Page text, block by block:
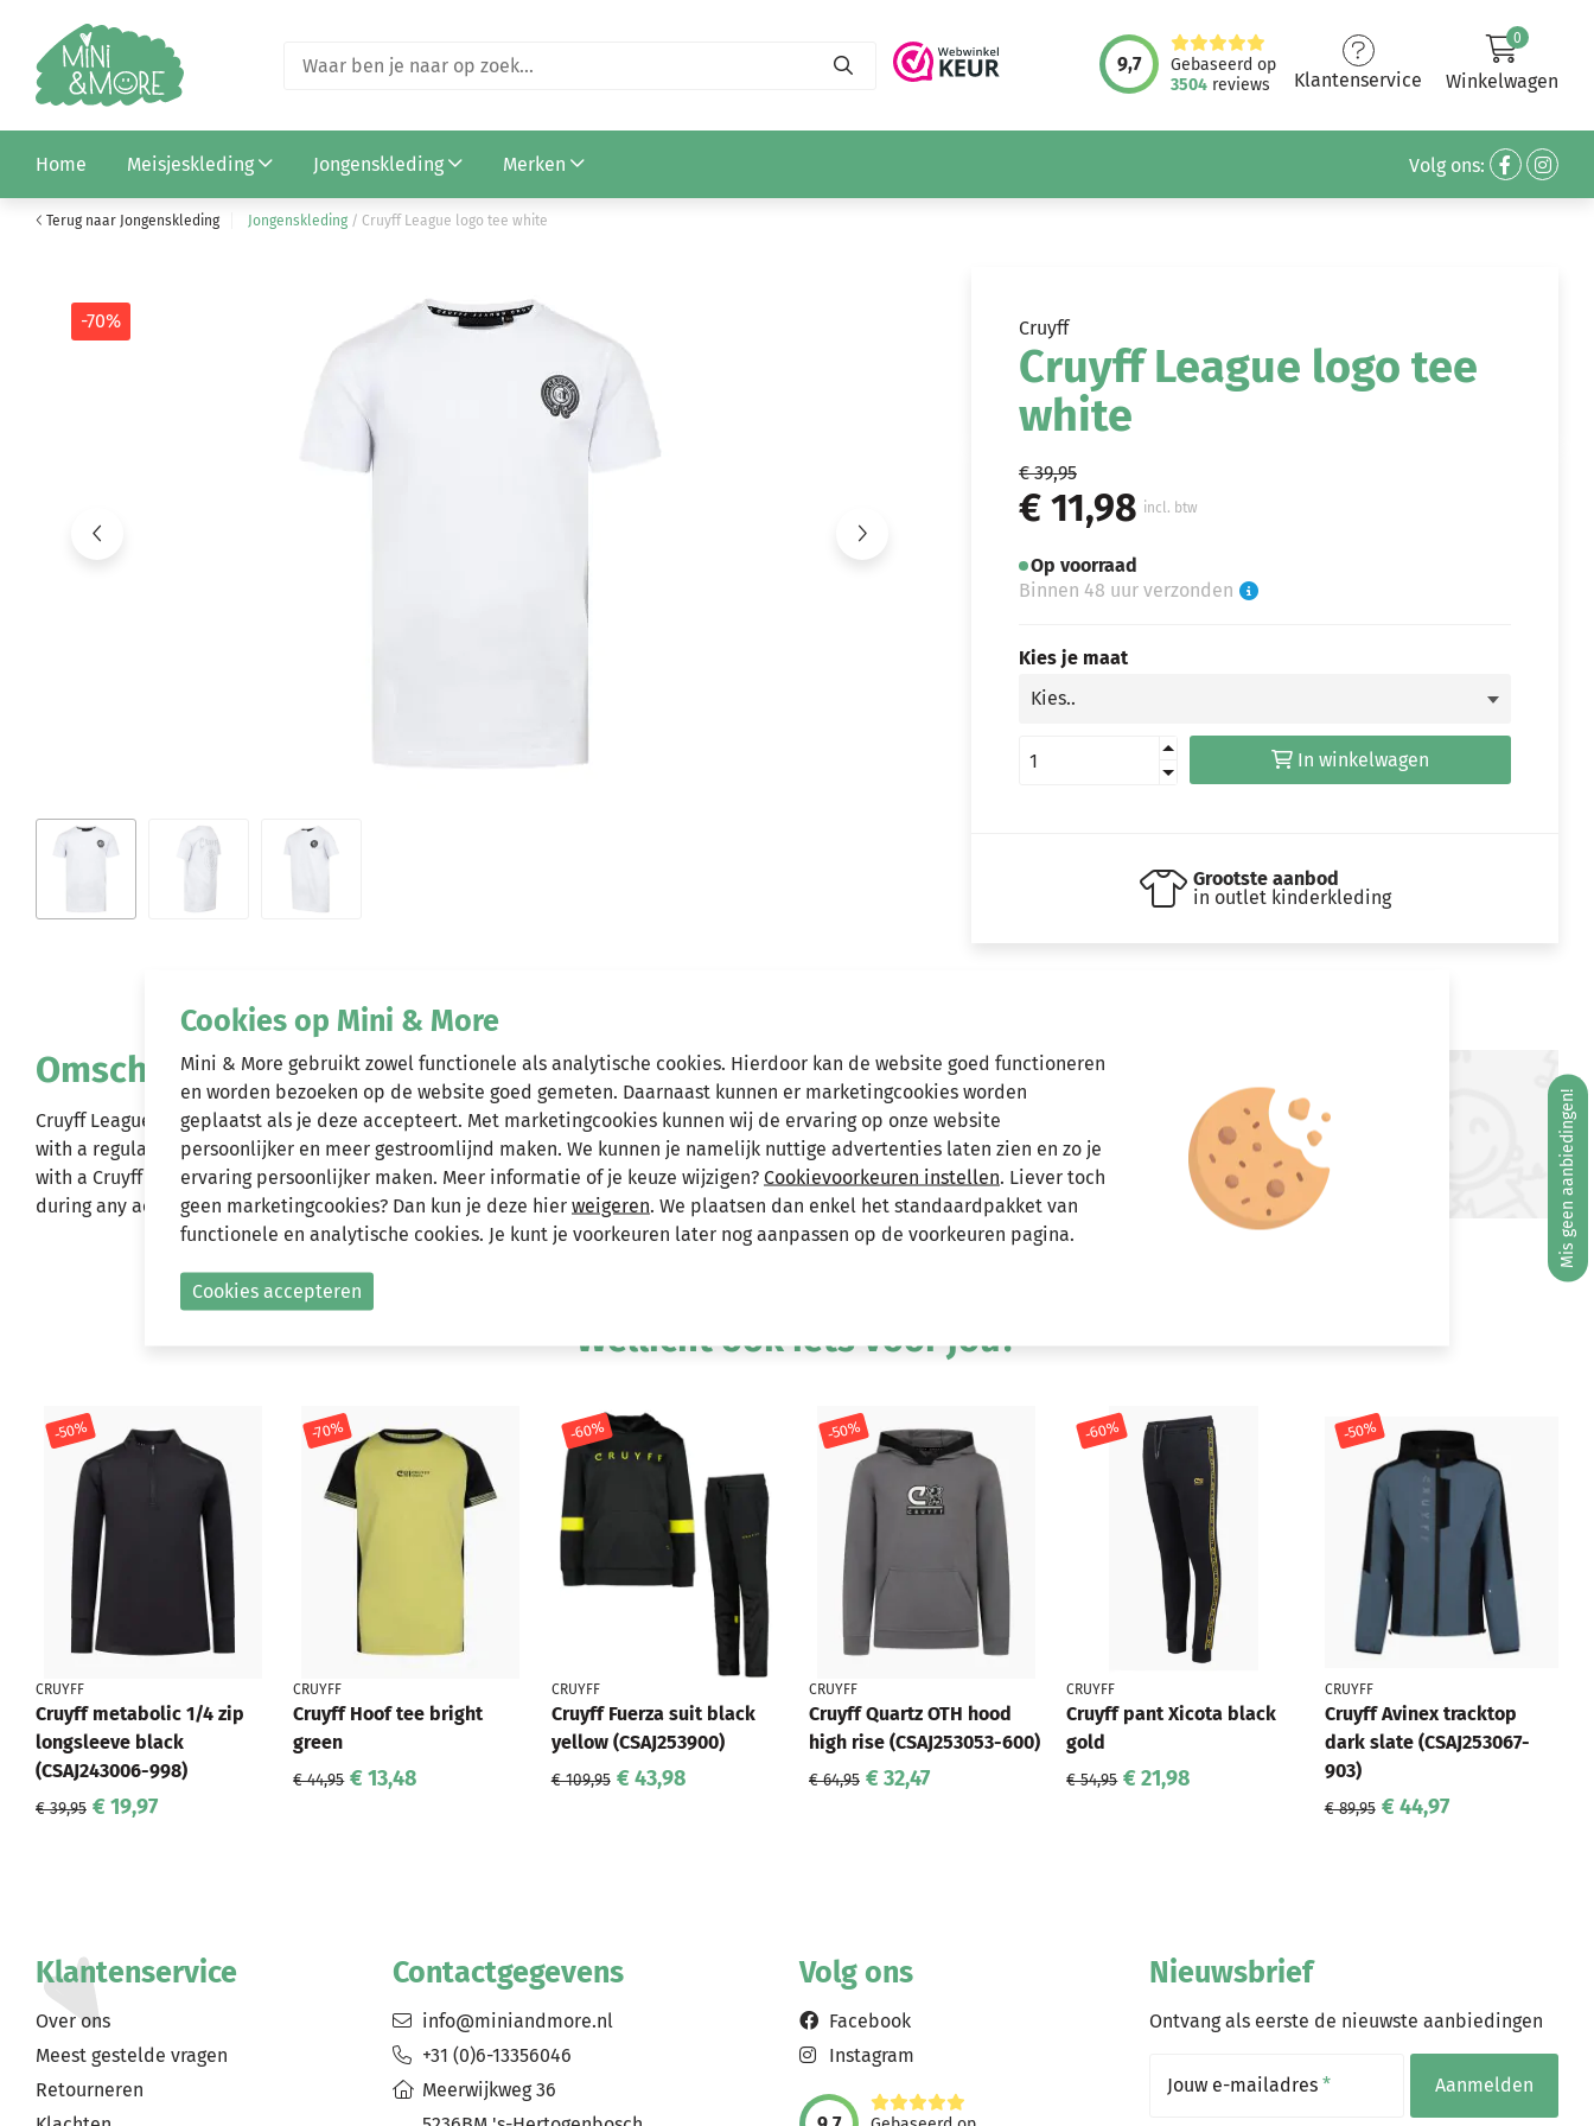
9,7
Gebaseerd op
3504 reviews Klantenservice
0
Winkelwagen
Home Meisjeskleding Jongenskleding Merken Volg ons:
Terug naar Jongenskleding Jongenskleding / Cruyff League logo tee white
Cruyff
Cruyff League logo tee
white
-70%
€ 39,95
€ 11,98 incl. btw
Op voorraad
Binnen 48 uur verzonden
Kies je maat
In winkelwagen
Grootste aanbod
in outlet kinderkleding
Omschrijving
Cruyff League Logo Tee for juniors in white with a badge on the chest and print on the back. A T-shirt
with a regular fit and short sleeves. Made of cotton and elastane. Has a Cruyff Icon badge on the chest
with a Cruyff Icon print on the back. The soft material keeps the shirt from rubbing along the skin
during any activity. Composition: 95% cotton, 5% elastane
Heeft u vragen?
Stuur een e-mail
info@miniandmore.nl
Wellicht ook iets voor jou?
-50%
CRUYFF
Cruyff metabolic 1/4 zip
longsleeve black
(CSAJ243006-998)
€ 39,95 € 19,97
-70%
CRUYFF
Cruyff Hoof tee bright
green
€ 44,95 € 13,48
-60%
CRUYFF
Cruyff Fuerza suit black
yellow (CSAJ253900)
€ 109,95 € 43,98
-50%
CRUYFF
Cruyff Quartz OTH hood
high rise (CSAJ253053-600)
€ 64,95 € 32,47
-60%
CRUYFF
Cruyff pant Xicota black
gold
€ 54,95 € 21,98
-50%
CRUYFF
Cruyff Avinex tracktop
dark slate (CSAJ253067-
903)
€ 89,95 € 44,97
€ 39,95 € 11,98
Klantenservice
Over ons
Meest gestelde vragen
Retourneren
Contactgegevens
info@miniandmore.nl
+31 (0)6-13356046
Meerwijkweg 36
Volg ons
Facebook
Instagram
Nieuwsbrief
Ontvang als eerste de nieuwste aanbiedingen
Jouw e-mailadres * Aanmelden
Mis geen aanbiedingen!
Cookies op Mini & More
Mini & More gebruikt zowel functionele als analytische cookies. Hierdoor kan de website goed functioneren
en worden bezoeken op de website goed gemeten. Daarnaast kunnen er marketingcookies worden
geplaatst als je deze accepteert. Met marketingcookies kunnen wij de ervaring op onze website
persoonlijker en meer gestroomlijnd maken. We kunnen je namelijk nuttige advertenties laten zien en zo je
ervaring persoonlijker maken. Meer informatie of je keuze wijzigen? Cookievoorkeuren instellen. Liever toch
geen marketingcookies? Dan kun je deze hier weigeren. We plaatsen dan enkel het standaardpakket van
functionele en analytische cookies. Je kunt je voorkeuren later nog aanpassen op de voorkeuren pagina.
Cookies accepteren